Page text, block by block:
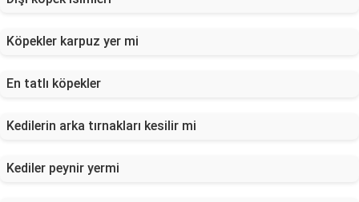
Köpekler karpuz yer mi
En tatlı köpekler
Kedilerin arka tırnakları kesilir mi
Kediler peynir yermi